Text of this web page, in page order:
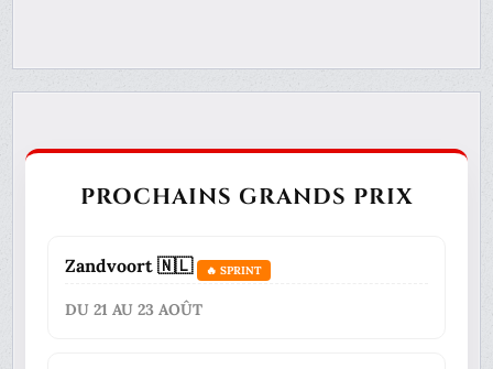
PROCHAINS GRANDS PRIX
Zandvoort 🇳🇱 🔥 SPRINT
DU 21 AU 23 AOÛT